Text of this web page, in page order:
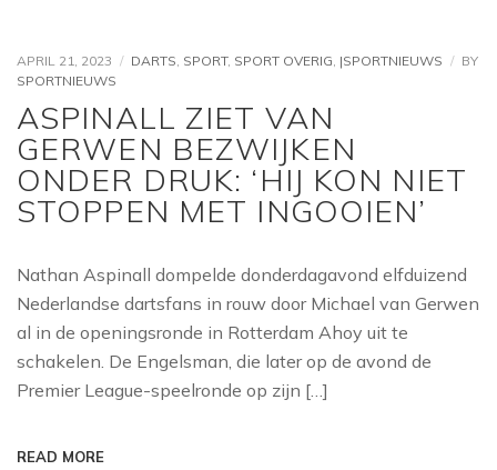
APRIL 21, 2023 DARTS, SPORT, SPORT OVERIG, |SPORTNIEUWS
BY
SPORTNIEUWS
ASPINALL ZIET VAN
GERWEN BEZWIJKEN
ONDER DRUK: ‘HIJ KON NIET
STOPPEN MET INGOOIEN’
Nathan Aspinall dompelde donderdagavond elfduizend
Nederlandse dartsfans in rouw door Michael van Gerwen
al in de openingsronde in Rotterdam Ahoy uit te
schakelen. De Engelsman, die later op de avond de
Premier League-speelronde op zijn […]
READ MORE